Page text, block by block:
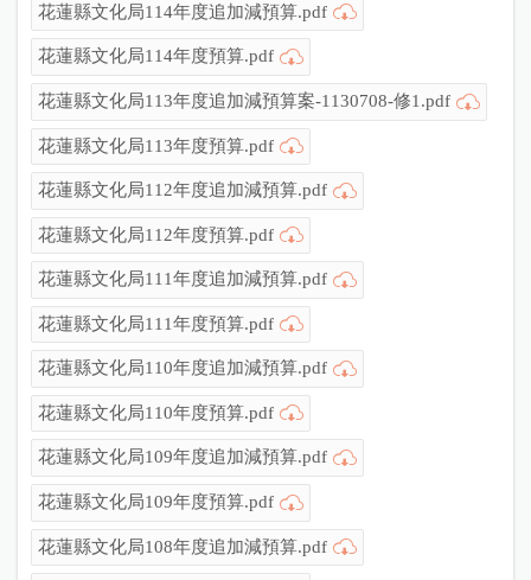
花蓮縣文化局114年度追加減預算.pdf
花蓮縣文化局114年度預算.pdf
花蓮縣文化局113年度追加減預算案-1130708-修1.pdf
花蓮縣文化局113年度預算.pdf
花蓮縣文化局112年度追加減預算.pdf
花蓮縣文化局112年度預算.pdf
花蓮縣文化局111年度追加減預算.pdf
花蓮縣文化局111年度預算.pdf
花蓮縣文化局110年度追加減預算.pdf
花蓮縣文化局110年度預算.pdf
花蓮縣文化局109年度追加減預算.pdf
花蓮縣文化局109年度預算.pdf
花蓮縣文化局108年度追加減預算.pdf